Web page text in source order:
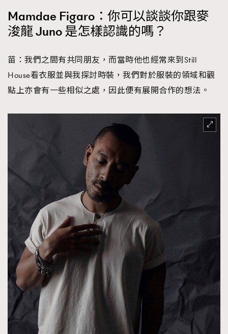
Mamdae Figaro：你可以談談你跟麥
浚龍 Juno 是怎樣認識的嗎？
苗：我們之間有共同朋友，而當時他也經常來到Still
House看衣服並與我探討時裝，我們對於服裝的領域和觀
點上亦會有一些相似之處，因此便有展開合作的想法。